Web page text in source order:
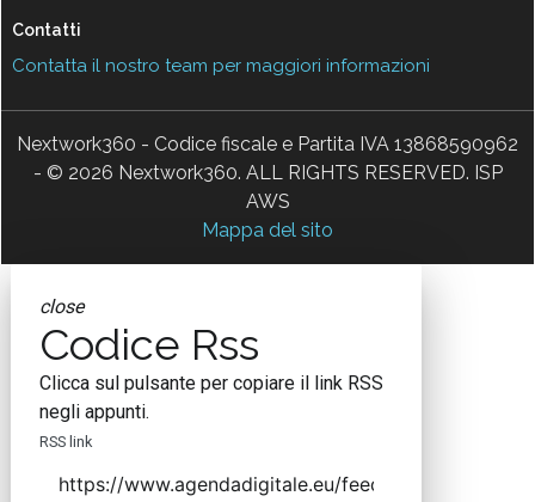
Contatti
Contatta il nostro team per maggiori informazioni
Nextwork360 - Codice fiscale e Partita IVA 13868590962
- © 2026 Nextwork360. ALL RIGHTS RESERVED. ISP
AWS
Mappa del sito
close
Codice Rss
Clicca sul pulsante per copiare il link RSS
negli appunti.
RSS link